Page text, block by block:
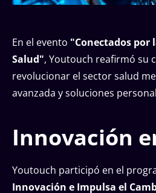
En el evento "Conectados por
Salud", Youtouch reafirmó su
revolucionar el sector salud
avanzada y soluciones
Innovación
Youtouch participó en el
Innovación e Impulsa el